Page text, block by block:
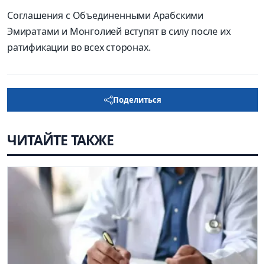
Соглашения с Объединенными Арабскими
Эмиратами и Монголией вступят в силу после их
ратификации во всех сторонах.
Поделиться
ЧИТАЙТЕ ТАКЖЕ